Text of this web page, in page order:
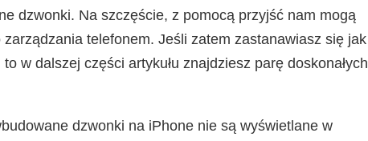
dzwonki. Na szczęście, z pomocą przyjść nam mogą
telefonem. Jeśli zatem zastanawiasz się jak
w dalszej części artykułu znajdziesz parę doskonałych
dzwonki na iPhone nie są wyświetlane w